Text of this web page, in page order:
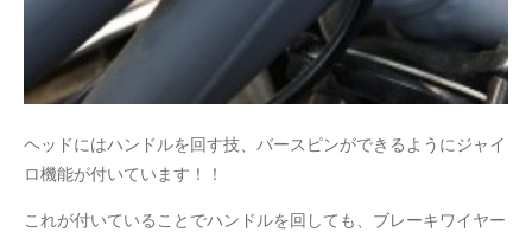
ヘッドにはハンドルを回す技、バースピンができるようにジャイ
ロ機能が付いています！！
これが付いていることでハンドルを回しても、ブレーキワイヤー